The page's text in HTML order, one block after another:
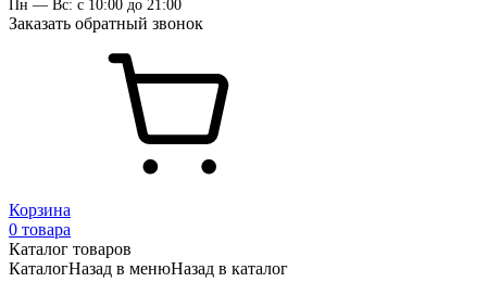
Пн — Вс: с 10:00 до 21:00
Заказать обратный звонок
Корзина
0 товара
Каталог товаров
КаталогНазад в менюНазад в каталог